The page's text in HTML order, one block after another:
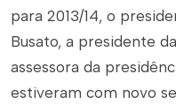
para 2013/14, o
Busato, a presidente
assessora da
estiveram com novo